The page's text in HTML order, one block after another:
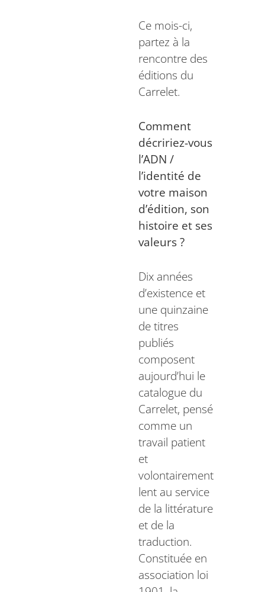
Ce mois-ci,
partez à la
rencontre des
éditions du
Carrelet.
Comment
décririez-vous
l’ADN /
l’identité de
votre maison
d’édition, son
histoire et ses
valeurs ?
Dix années
d’existence et
une quinzaine
de titres
publiés
composent
aujourd’hui le
catalogue du
Carrelet, pensé
comme un
travail patient
et
volontairement
lent au service
de la littérature
et de la
traduction.
Constituée en
association loi